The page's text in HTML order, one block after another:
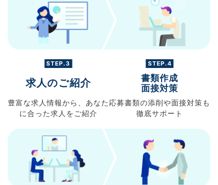
STEP.3
求人のご紹介
豊富な求人情報から、 あなた
に合った求人を ご紹介
STEP.4
書類作成
面接対策
応募書類の添削や面接対策も
徹底サポート